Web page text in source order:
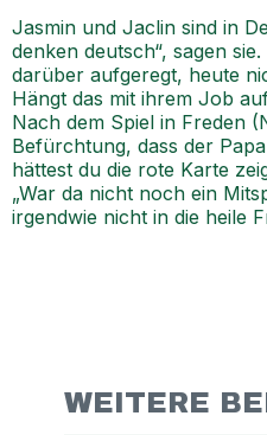
Jasmin und Jaclin sind in
denken deutsch“, sagen
darüber aufgeregt, heute
Hängt das mit ihrem Job
Nach dem Spiel in Freden
Befürchtung, dass der
hättest du die rote Karte
„War da nicht noch ein
irgendwie nicht in die heile
WEITERE